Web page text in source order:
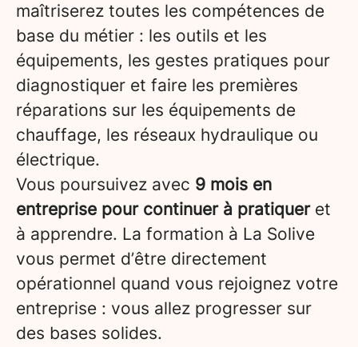
maîtriserez toutes les compétences de
base du métier : les outils et les
équipements, les gestes pratiques pour
diagnostiquer et faire les premières
réparations sur les équipements de
chauffage, les réseaux hydraulique ou
électrique.
Vous poursuivez avec 9 mois en
entreprise pour continuer à pratiqueret
à apprendre. La formation à La Solive
vous permet d’être directement
opérationnel quand vous rejoignez votre
entreprise : vous allez progresser sur
des bases solides.